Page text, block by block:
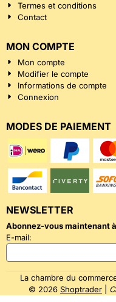
Termes et conditions
Contact
MON COMPTE
Mon compte
Modifier le compte
Informations de compte
Connexion
MODES DE PAIEMENT
NEWSLETTER
Abonnez-vous maintenant
E-mail:
La chambre du
© 2026 Shoptrader